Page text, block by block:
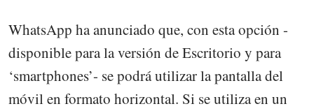
WhatsApp ha anunciado que, con esta opción -
disponible para la versión de Escritorio y para
‘smartphones’- se podrá utilizar la pantalla del
móvil en formato horizontal. Si se utiliza en un